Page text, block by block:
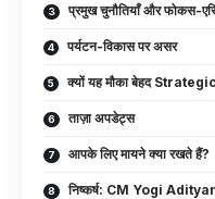
प्रमुख चुनौतियाँ और फोकस-
पर्यटन-विकास पर असर
क्यों यह मौका बेहद
ताज़ा अपडेट्स
आपके लिए मायने क्या रखते हैं?
निष्कर्ष: CM Yogi